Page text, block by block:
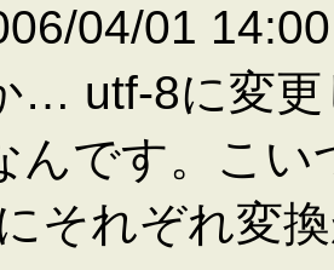
04/01
… utf-8に変
んです。こい
それぞれ変